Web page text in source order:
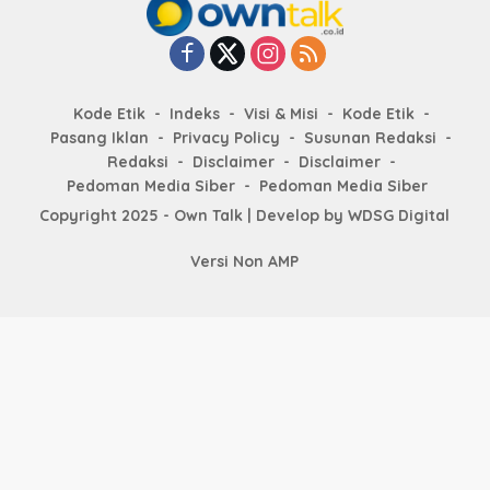
Kode Etik Indeks Visi & Misi
Kode Etik
Pasang Iklan
Privacy Policy
Susunan Redaksi
Redaksi
Disclaimer
Disclaimer
Pedoman Media Siber
Pedoman Media Siber
Copyright 2025 - Own Talk | Develop byWDSG Digital
Versi Non AMP